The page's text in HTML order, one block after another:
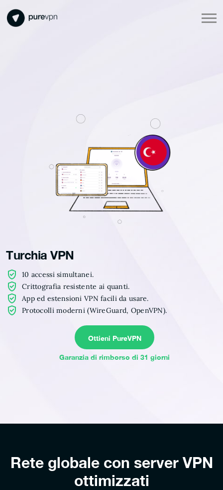
Turchia VPN
10 accessi simultanei.
Crittografia resistente ai quanti.
App ed estensioni VPN facili da usare.
Protocolli moderni (WireGuard, OpenVPN).
Ottieni PureVPN
Garanzia di rimborso di 31 giorni
Rete globale con server VPN
ottimizzati